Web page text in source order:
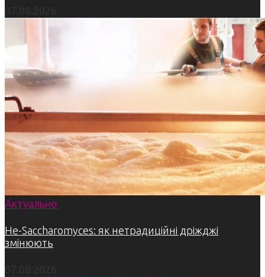
Актуально
Не-Saccharomyces: як нетрадиційні дріжджі
змінюють